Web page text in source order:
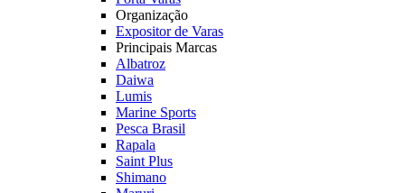
Organização
Expositor de Varas
Principais Marcas
Albatroz
Daiwa
Lumis
Marine Sports
Pesca Brasil
Rapala
Saint Plus
Shimano